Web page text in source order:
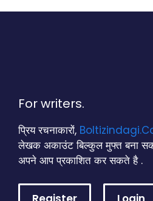
For writers.
प्रिय रचनाकारों,
लेखक अकाउंट बिल्कुल मुफ्त बना
अपने आप प्रकाशित कर सकते है .